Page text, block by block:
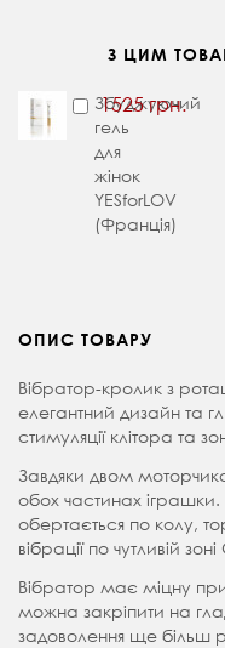
З ЦИМ
Збуджуючий
гель
для
жінок
YESforLOV
(Франція)
1525 грн.
ОПИС ТОВАРУ
Вібратор-кролик з
елегантний дизайн та
стимуляції клітора та
Завдяки двом
обох частинах
обертається по колу,
вібрації по чутливій зоні
Вібратор має міцну
можна закріпити на
задоволення ще більш